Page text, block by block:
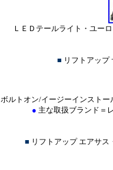
ＬＥＤテールライト・ユー
■ リフトアッ
ボルトオン/イージーインストー
● 主な取扱ブランド＝
■ リフトアップ エアサ